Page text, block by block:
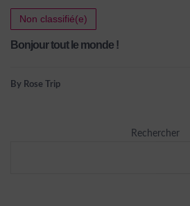
Non classifié(e)
Bonjour tout le monde !
By Rose Trip
Rechercher